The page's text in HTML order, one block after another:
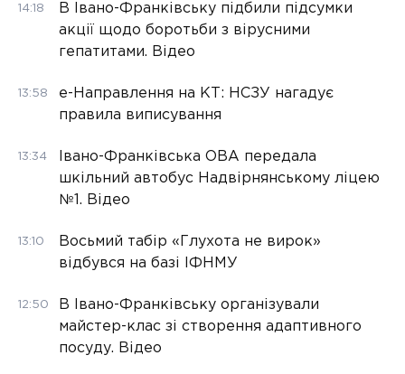
14:18
В Івано-Франківську підбили підсумки
акції щодо боротьби з вірусними
гепатитами. Відео
13:58
е-Направлення на КТ: НСЗУ нагадує
правила виписування
13:34
Івано-Франківська ОВА передала
шкільний автобус Надвірнянському ліцею
№1. Відео
13:10
Восьмий табір «Глухота не вирок»
відбувся на базі ІФНМУ
12:50
В Івано-Франківську організували
майстер-клас зі створення адаптивного
посуду. Відео